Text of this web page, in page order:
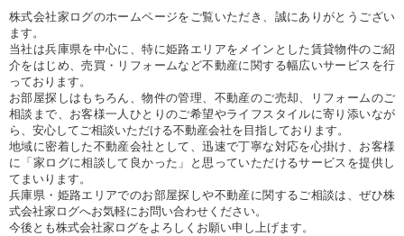
株式会社家ログのホームページをご覧いただき、誠にありがとうござい
ます。
当社は兵庫県を中心に、特に姫路エリアをメインとした賃貸物件のご紹
介をはじめ、売買・リフォームなど不動産に関する幅広いサービスを行
っております。
お部屋探しはもちろん、物件の管理、不動産のご売却、リフォームのご
相談まで、お客様一人ひとりのご希望やライフスタイルに寄り添いなが
ら、安心してご相談いただける不動産会社を目指しております。
地域に密着した不動産会社として、迅速で丁寧な対応を心掛け、お客様
に「家ログに相談して良かった」と思っていただけるサービスを提供し
てまいります。
兵庫県・姫路エリアでのお部屋探しや不動産に関するご相談は、ぜひ株
式会社家ログへお気軽にお問い合わせください。
今後とも株式会社家ログをよろしくお願い申し上げます。